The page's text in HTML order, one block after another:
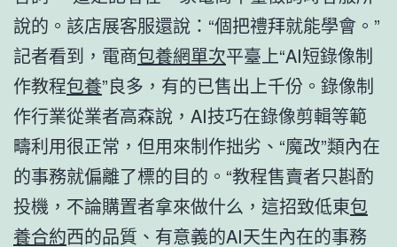
說的。該店展客服還說：“個把禮拜就能學會。”
記者看到，電商包養網單次平臺上“AI短錄像制
作教程包養”良多，有的已售出上千份。錄像制
作行業從業者高森說，AI技巧在錄像剪輯等範
疇利用很正常，但用來制作拙劣、“魔改”類內在
的事務就偏離了標的目的。“教程售賣者只斟酌
投機，不論購置者拿來做什么，這招致低東包
養合約西的品質、有意義的AI天生內在的事務